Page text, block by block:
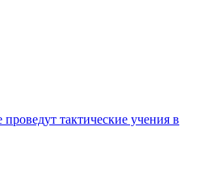
тактические учения в